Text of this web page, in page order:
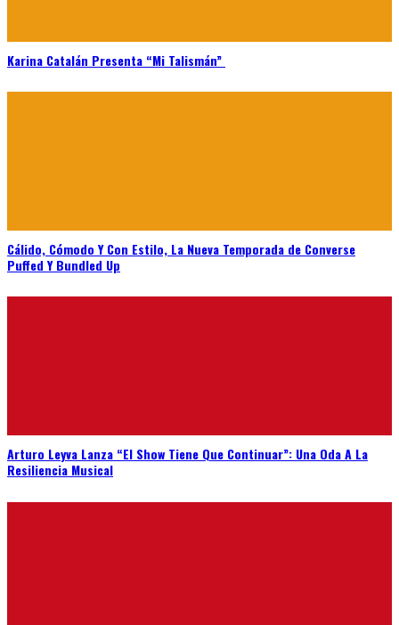
Karina Catalán Presenta “Mi Talismán”
Cálido, Cómodo Y Con Estilo, La Nueva Temporada de Converse
Puffed Y Bundled Up
Arturo Leyva Lanza “El Show Tiene Que Continuar”: Una Oda A La
Resiliencia Musical